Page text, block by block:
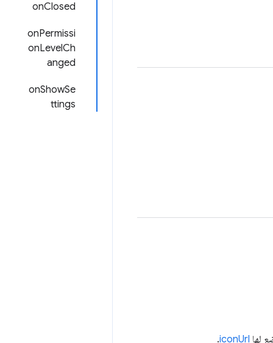
onClosed
onPermissi
onLevelCh
anged
onShowSe
ttings
iconUrl
.